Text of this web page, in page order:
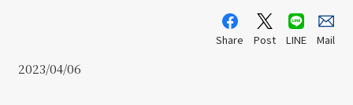
Share Post LINE Mail
2023/04/06